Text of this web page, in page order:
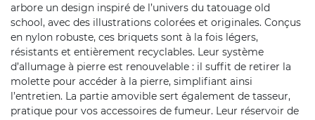
arbore un design inspiré de l’univers du tatouage old
school, avec des illustrations colorées et originales. Conçus
en nylon robuste, ces briquets sont à la fois légers,
résistants et entièrement recyclables. Leur système
d’allumage à pierre est renouvelable : il suffit de retirer la
molette pour accéder à la pierre, simplifiant ainsi
l’entretien. La partie amovible sert également de tasseur,
pratique pour vos accessoires de fumeur. Leur réservoir de